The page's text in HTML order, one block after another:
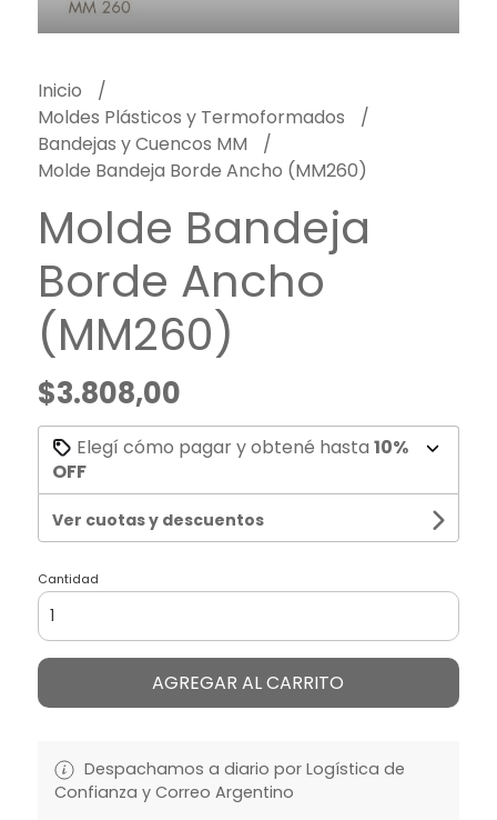
Inicio
Moldes Plásticos y Termoformados
Bandejas y Cuencos MM
Molde Bandeja Borde Ancho (MM260)
Molde Bandeja
Borde Ancho
(MM260)
$3.808,00
Elegí cómo pagar y obtené hasta 10%
OFF
Ver cuotas y descuentos
Cantidad
AGREGAR AL CARRITO
Despachamos a diario por Logística de
Confianza y Correo Argentino